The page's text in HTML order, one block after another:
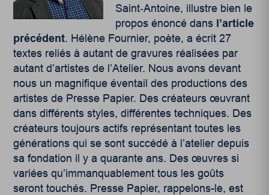
Saint‑Antoine, illustre bien le
propos énoncé dans l’article
précédent. Hélène Fournier, poète, a écrit 27
textes reliés à autant de gravures réalisées par
autant d’artistes de l’Atelier. Nous avons devant
nous un magnifique éventail des productions des
artistes de Presse Papier. Des créateurs œuvrant
dans différents styles, différentes techniques. Des
créateurs toujours actifs représentant toutes les
générations qui se sont succédé à l’atelier depuis
sa fondation il y a quarante ans. Des œuvres si
variées qu’immanquablement tous les goûts
seront touchés. Presse Papier, rappelons-le, est